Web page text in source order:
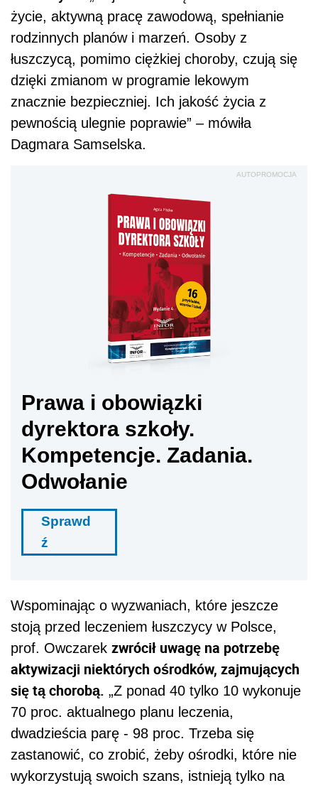
życie, aktywną pracę zawodową, spełnianie
rodzinnych planów i marzeń. Osoby z
łuszczycą, pomimo ciężkiej choroby, czują się
dzięki zmianom w programie lekowym
znacznie bezpieczniej. Ich jakość życia z
pewnością ulegnie poprawie” – mówiła
Dagmara Samselska.
AUTOPROMOCJA
Prawa i obowiązki
dyrektora szkoły.
Kompetencje. Zadania.
Odwołanie
Sprawd
ź
Wspominając o wyzwaniach, które jeszcze
stoją przed leczeniem łuszczycy w Polsce,
prof. Owczarek zwrócił uwagę na potrzebę
aktywizacji niektórych ośrodków, zajmujących
się tą chorobą. „Z ponad 40 tylko 10 wykonuje
70 proc. aktualnego planu leczenia,
dwadzieścia parę - 98 proc. Trzeba się
zastanowić, co zrobić, żeby ośrodki, które nie
wykorzystują swoich szans, istnieją tylko na